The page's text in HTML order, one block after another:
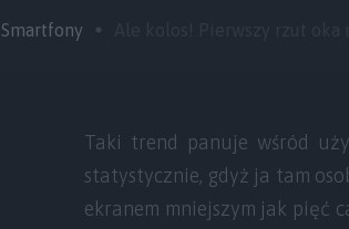
Smartfony
Taki trend panuje wśród
statystycznie, gdyż ja tam
ekranem mniejszym jak pięć